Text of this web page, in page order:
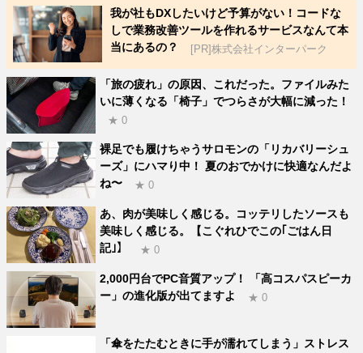
我が社もDXしたいけど予算がない！コードな
しで業務改善ツールを作れるサービスなんて本
当にあるの？
[PR]株式会社インターパーク
「旅の疲れ」の原因、これだった。ファイルみた
いに薄くなる「椅子」でつらさが大幅に減った！
★ 0
裸足でも履けちゃうサロモンの「リカバリーシュ
ーズ」にハマり中！ 夏のおでかけに快適なんだよ
ね〜
★ 0
あ、肉が美味しく感じる。コッテリしたソースも
美味しく感じる。【こぐれひでこの｢ごはん日
記｣】
★ 0
2,000円台でPC音質アップ！ 「高コスパスピーカ
ー」の進化版が出てますよ
★ 0
「傘をたたむときに手が濡れてしまう」ストレス